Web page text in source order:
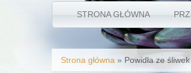
STRONA GŁÓWNA
Jesteś tutaj
Strona główna » Powidła ze